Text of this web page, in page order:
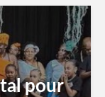
pour